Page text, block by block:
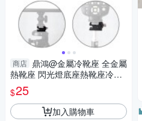
商店 鼎鴻@金屬冷靴座 全金屬
熱靴座 閃光燈底座熱靴座冷靴
座 轉1/4母螺絲 轉接燈架腳架
雲台支架
$25
加入購物車